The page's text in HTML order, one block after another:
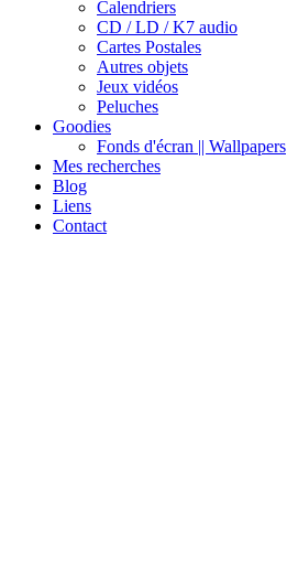
Calendriers
CD / LD / K7 audio
Cartes Postales
Autres objets
Jeux vidéos
Peluches
Goodies
Fonds d'écran || Wallpapers
Mes recherches
Blog
Liens
Contact